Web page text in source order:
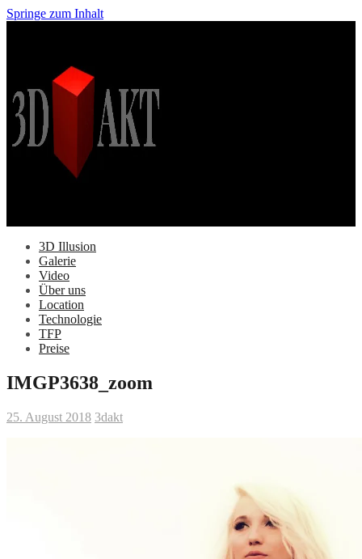
Springe zum Inhalt
3D Illusion
Galerie
Video
Über uns
Location
Technologie
TFP
Preise
IMGP3638_zoom
25. August 2018 3dakt